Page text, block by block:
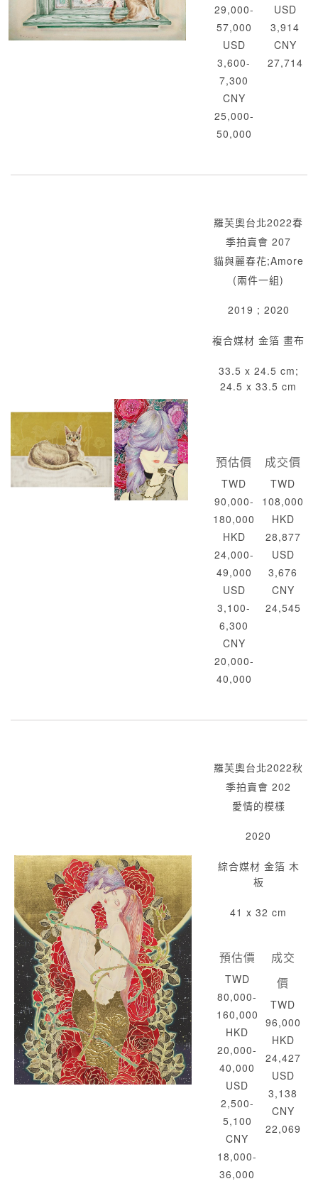
29,000-
57,000
USD
3,600-
7,300
CNY
25,000-
50,000
USD
3,914
CNY
27,714
羅芙奧台北2022春
季拍賣會 207
貓與麗春花;Amore
(兩件一組)
2019 ; 2020
複合媒材 金箔 畫布
33.5 x 24.5 cm;
24.5 x 33.5 cm
預估價
TWD
90,000-
180,000
HKD
24,000-
49,000
USD
3,100-
6,300
CNY
20,000-
40,000
成交價
TWD
108,000
HKD
28,877
USD
3,676
CNY
24,545
羅芙奧台北2022秋
季拍賣會 202
愛情的模樣
2020
綜合媒材 金箔 木
板
41 x 32 cm
預估價
TWD
80,000-
160,000
HKD
20,000-
40,000
USD
2,500-
5,100
CNY
18,000-
36,000
成交
價
TWD
96,000
HKD
24,427
USD
3,138
CNY
22,069